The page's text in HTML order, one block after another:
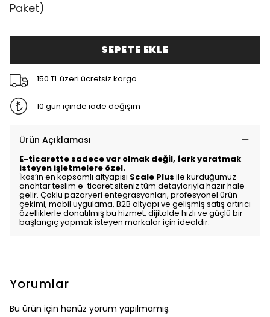
Paket)
SEPETE EKLE
150 TL üzeri ücretsiz kargo
10 gün içinde iade değişim
Ürün Açıklaması
E-ticarette sadece var olmak değil, fark yaratmak
isteyen işletmelere özel.
İkas’ın en kapsamlı altyapısı Scale Plus ile kurduğumuz
anahtar teslim e-ticaret siteniz tüm detaylarıyla hazır hale
gelir. Çoklu pazaryeri entegrasyonları, profesyonel ürün
çekimi, mobil uygulama, B2B altyapı ve gelişmiş satış artırıcı
özelliklerle donatılmış bu hizmet, dijitalde hızlı ve güçlü bir
başlangıç yapmak isteyen markalar için idealdir.
Yorumlar
Bu ürün için henüz yorum yapılmamış.